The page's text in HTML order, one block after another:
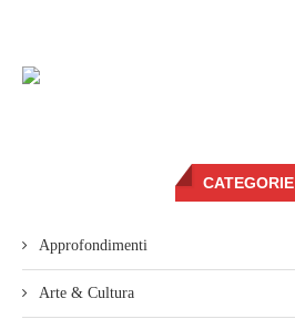
CATEGORIE
Approfondimenti
Arte & Cultura